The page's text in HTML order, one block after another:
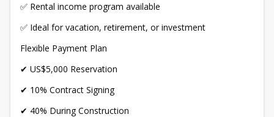
✅ Rental income program available
✅ Ideal for vacation, retirement, or investment
Flexible Payment Plan
✔ US$5,000 Reservation
✔ 10% Contract Signing
✔ 40% During Construction